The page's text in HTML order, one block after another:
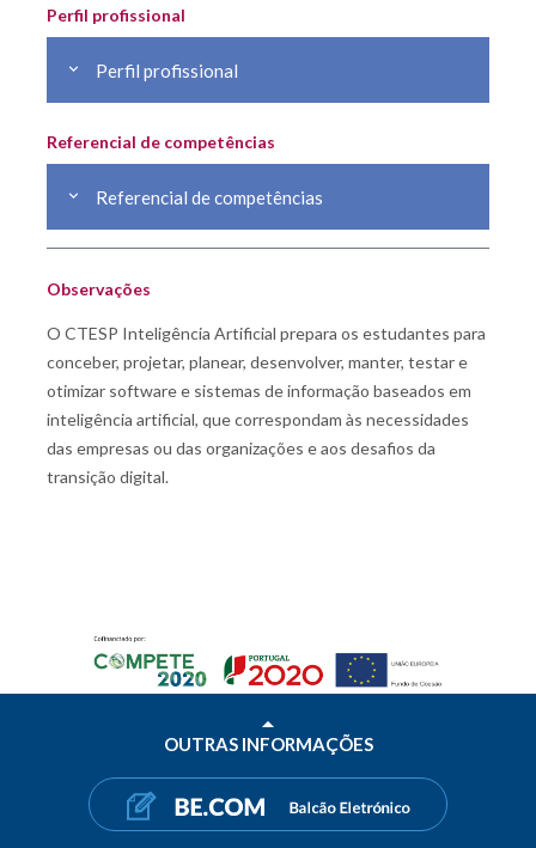
Perfil profissional
Perfil profissional
Referencial de competências
Referencial de competências
Observações
O CTESP Inteligência Artificial prepara os estudantes para
conceber, projetar, planear, desenvolver, manter, testar e
otimizar software e sistemas de informação baseados em
inteligência artificial, que correspondam às necessidades
das empresas ou das organizações e aos desafios da
transição digital.
OUTRAS INFORMAÇÕES